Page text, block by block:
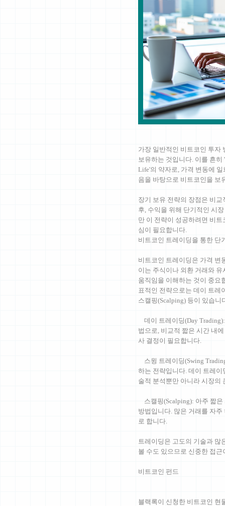
가장 일반적인 비트코인 투자
보유하는 것입니다. 이를 흔히
Life'의 약자로, 가격 변동에
음을 바탕으로 비트코인을 보
장기 보유 전략의 장점은 비
후, 수익을 위해 단기적인 시
만 이 전략이 성공하려면 비
심이 필요합니다.
비트코인 트레이딩을 통한 단
비트코인 트레이딩은 가격 변
이는 주식이나 외환 거래와
움직임을 이해하는 것이 중요
표적인 전략으로는 데이 트레
스캘핑(Scalping) 등이 있습니
데이 트레이딩(Day
법으로, 비교적 짧은 시간 내
사 결정이 필요합니다.
스윙 트레이딩(Swing
하는 전략입니다. 데이 트레
술적 분석뿐만 아니라 시장의
스캘핑(Scalping): 아주 짧은
방법입니다. 많은 거래를 자
로 합니다.
트레이딩은 고도의 기술과 많
볼 수도 있으므로 신중한 접근
비트코인 펀드
블랙록이 신청한 비트코인 현